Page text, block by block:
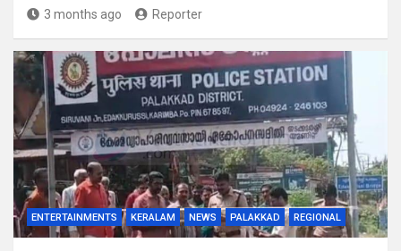
3 months ago Reporter
ENTERTAINMENTS KERALAM NEWS PALAKKAD REGIONAL